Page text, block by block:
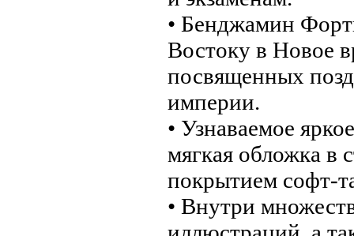
• Бенджамин
Востоку в Новое
посвященных
империи.
• Узнаваемое
мягкая обложка в
покрытием софт-
• Внутри